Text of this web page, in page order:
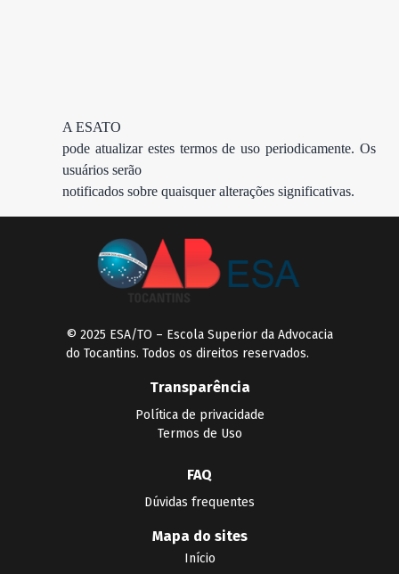
A ESATO
pode atualizar estes termos de uso periodicamente. Os
usuários serão
notificados sobre quaisquer alterações significativas.
© 2025 ESA/TO – Escola Superior da Advocacia
do Tocantins. Todos os direitos reservados.
Transparência
Política de privacidade
Termos de Uso
FAQ
Dúvidas frequentes
Mapa do sites
Início